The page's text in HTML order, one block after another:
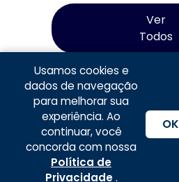
Fale com anunciante
Ver
Todos
Política de Privacidade
Uso | Política de Frete
Usamos cookies e
dados de navegação
para melhorar sua
experiência. Ao
continuar, você
concorda com nossa
Política de
Privacidade.
OK